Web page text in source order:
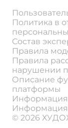
Политика в
Состав
Правила
Правила
нарушении
Описание
платформы
Информация
Информация
© 2026